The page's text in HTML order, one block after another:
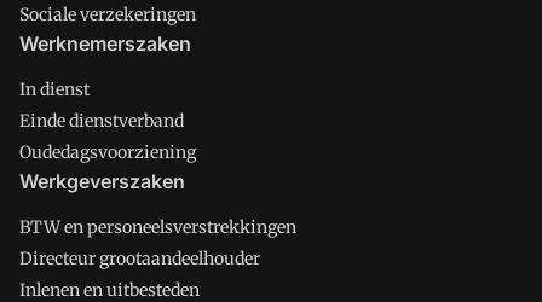
Sociale verzekeringen
Werknemerszaken
In dienst
Einde dienstverband
Oudedagsvoorziening
Werkgeverszaken
BTW en personeelsverstrekkingen
Directeur grootaandeelhouder
Inlenen en uitbesteden